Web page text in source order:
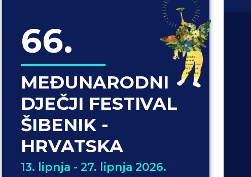
66.
MEĐUNARODNI
DJEČJI FESTIVAL
ŠIBENIK -
HRVATSKA
13. lipnja - 27. lipnja 2026.